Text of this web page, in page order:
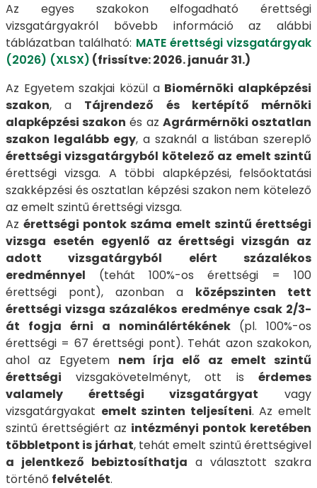
Az egyes szakokon elfogadható érettségi
vizsgatárgyakról bővebb információ az alábbi
táblázatban található: MATE érettségi vizsgatárgyak
(2026) (XLSX) (frissítve: 2026. január 31.)
Az Egyetem szakjai közül a Biomérnöki alapképzési
szakon, a Tájrendező és kertépítő mérnöki
alapképzési szakon és az Agrármérnöki osztatlan
szakon legalább egy, a szaknál a listában szereplő
érettségi vizsgatárgyból kötelező az emelt szintű
érettségi vizsga. A többi alapképzési, felsőoktatási
szakképzési és osztatlan képzési szakon nem kötelező
az emelt szintű érettségi vizsga.
Az érettségi pontok száma emelt szintű érettségi
vizsga esetén egyenlő az érettségi vizsgán az
adott vizsgatárgyból elért százalékos
eredménnyel (tehát 100%-os érettségi = 100
érettségi pont), azonban a középszinten tett
érettségi vizsga százalékos eredménye csak 2/3-
át fogja érni a nominálértékének (pl. 100%-os
érettségi = 67 érettségi pont). Tehát azon szakokon,
ahol az Egyetem nem írja elő az emelt szintű
érettségi vizsgakövetelményt, ott is érdemes
valamely érettségi vizsgatárgyat vagy
vizsgatárgyakat emelt szinten teljesíteni. Az emelt
szintű érettségiért az intézményi pontok keretében
többletpont is járhat, tehát emelt szintű érettségivel
a jelentkező bebiztosíthatja a választott szakra
történő felvételét.